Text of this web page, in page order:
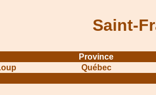
Saint-
Province
Québec